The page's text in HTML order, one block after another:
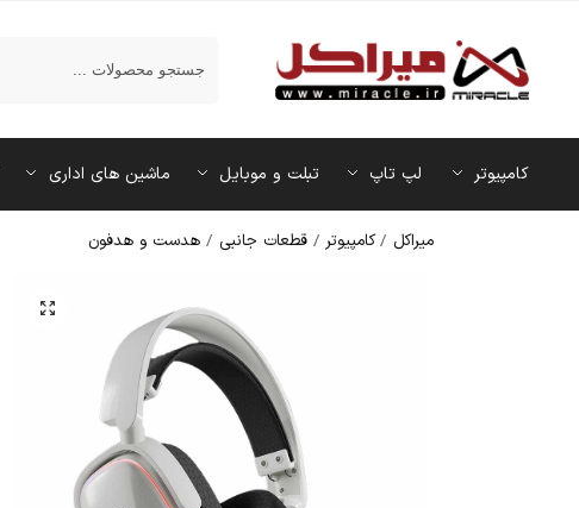
کامپیوتر لپ تاپ تبلت و موبایل ماشین‌ های اداری
میراکل /کامپیوتر /قطعات جانبی /هدست و هدفون